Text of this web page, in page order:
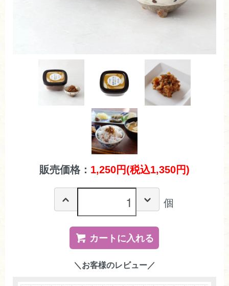
販売価格： 1,250円(税込1,350円)
個
カートに入れる
＼お客様のレビュー／